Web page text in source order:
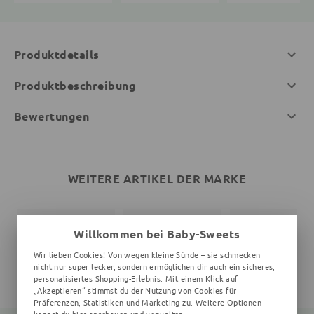
Produktdetails
Produktbeschreibung
Bewertungen
WEITERE ARTIKEL DER MARKE
Willkommen bei Baby-Sweets
Wir lieben Cookies! Von wegen kleine Sünde – sie schmecken
nicht nur super lecker, sondern ermöglichen dir auch ein sicheres,
personalisiertes Shopping-Erlebnis. Mit einem Klick auf
„Akzeptieren“ stimmst du der Nutzung von Cookies für
Präferenzen, Statistiken und Marketing zu. Weitere Optionen